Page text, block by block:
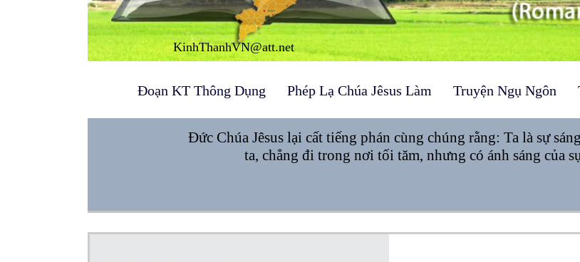
KinhThanhVN@att.net
Đức Chúa Jêsus lại cất tiếng phán cùng chúng rằng: Ta là sự
ta, chẳng đi trong nơi tối tăm, nhưng có ánh sáng của
Đoạn KT Thông Dụng Phép Lạ Chúa Jêsus Làm Truyện Ngụ Ngôn